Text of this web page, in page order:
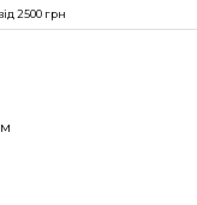
2500 грн